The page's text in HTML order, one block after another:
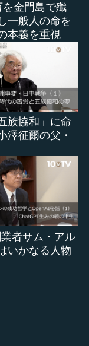
金門島で殲
一般人の命を
本義を重視
族協和」に命
澤征爾の父・
者サム・アル
いかなる人物